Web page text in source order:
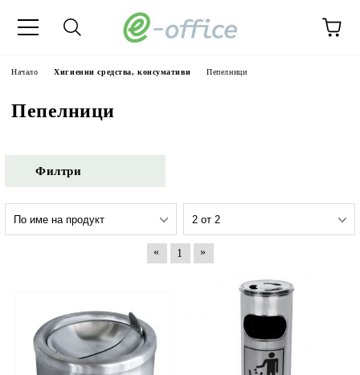
Начало Хигиенни средства, консумативи Пепелници
Пепелници
Филтри
« 1 »